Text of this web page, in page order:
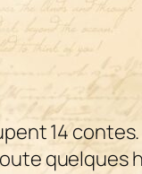
14 contes.